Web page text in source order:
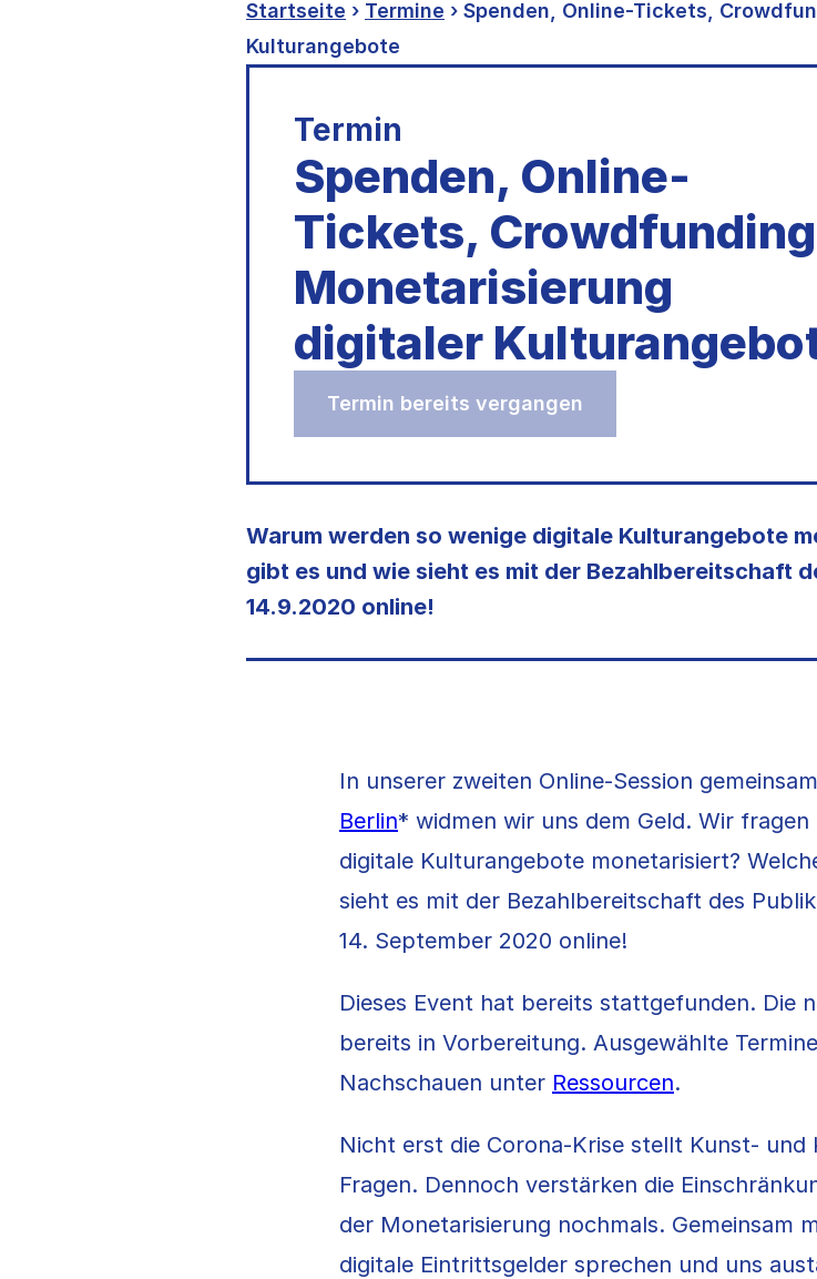
Startseite › Termine › Spenden, Online-Tickets,
Kulturangebote
Termin
Spenden, Online-
Tickets,
Monetarisierung
digitaler
Termin bereits vergangen
Warum werden so wenige digitale Kulturangebote
gibt es und wie sieht es mit der Bezahlbereitschaft
14.9.2020 online!
In unserer zweiten Online-Session
Berlin* widmen wir uns dem Geld. Wir
digitale Kulturangebote monetarisiert?
sieht es mit der Bezahlbereitschaft des
14. September 2020 online!
Dieses Event hat bereits stattgefunden. Die
bereits in Vorbereitung. Ausgewählte
Nachschauen unter Ressourcen.
Nicht erst die Corona-Krise stellt Kunst-
Fragen. Dennoch verstärken die
der Monetarisierung nochmals. Gemeinsam
digitale Eintrittsgelder sprechen und uns